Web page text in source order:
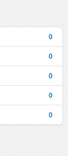
0
0
0
0
0